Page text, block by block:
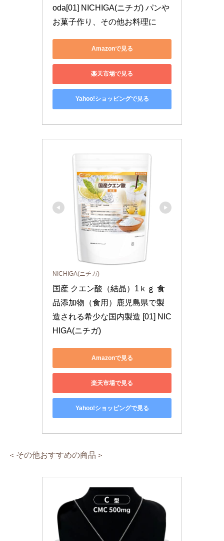
oda[01] NICHIGA(ニチガ) パンや
お菓子作り、その他お料理に
Amazonで見る
楽天市場で見る
Yahoo!ショッピングで見る
NICHIGA(ニチガ)
国産 クエン酸（結晶）1ｋｇ 食
品添加物（食用）鹿児島県で製
造される希少な国内製造 [01] NIC
HIGA(ニチガ)
Amazonで見る
楽天市場で見る
Yahoo!ショッピングで見る
＜その他おすすめの商品＞